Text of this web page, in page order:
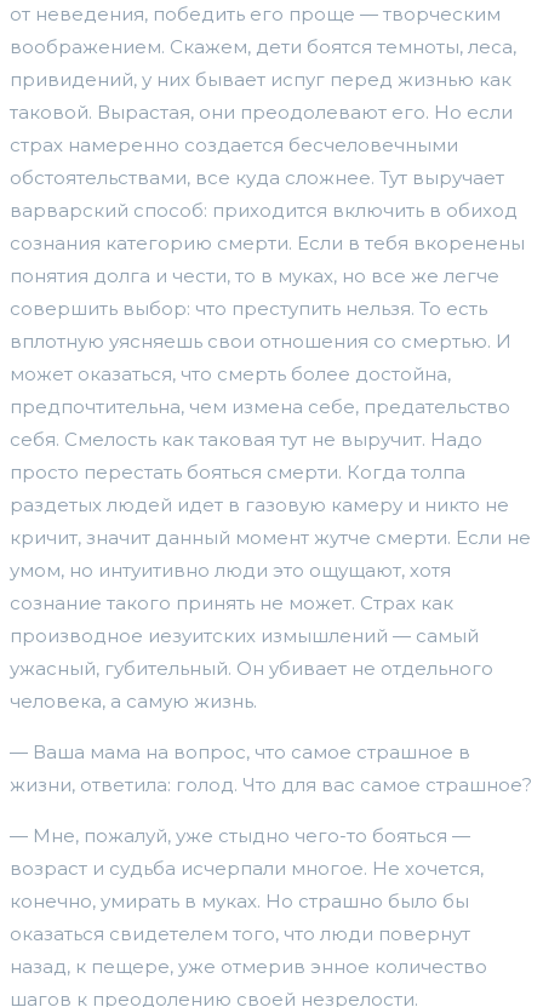
от неведения, победить его проще — творческим
воображением. Скажем, дети боятся темноты, леса,
привидений, у них бывает испуг перед жизнью как
таковой. Вырастая, они преодолевают его. Но если
страх намеренно создается бесчеловечными
обстоятельствами, все куда сложнее. Тут выручает
варварский способ: приходится включить в обиход
сознания категорию смерти. Если в тебя вкоренены
понятия долга и чести, то в муках, но все же легче
совершить выбор: что преступить нельзя. То есть
вплотную уясняешь свои отношения со смертью. И
может оказаться, что смерть более достойна,
предпочтительна, чем измена себе, предательство
себя. Смелость как таковая тут не выручит. Надо
просто перестать бояться смерти. Когда толпа
раздетых людей идет в газовую камеру и никто не
кричит, значит данный момент жутче смерти. Если не
умом, но интуитивно люди это ощущают, хотя
сознание такого принять не может. Страх как
производное иезуитских измышлений — самый
ужасный, губительный. Он убивает не отдельного
человека, а самую жизнь.
— Ваша мама на вопрос, что самое страшное в
жизни, ответила: голод. Что для вас самое страшное?
— Мне, пожалуй, уже стыдно чего-то бояться —
возраст и судьба исчерпали многое. Не хочется,
конечно, умирать в муках. Но страшно было бы
оказаться свидетелем того, что люди повернут
назад, к пещере, уже отмерив энное количество
шагов к преодолению своей незрелости.